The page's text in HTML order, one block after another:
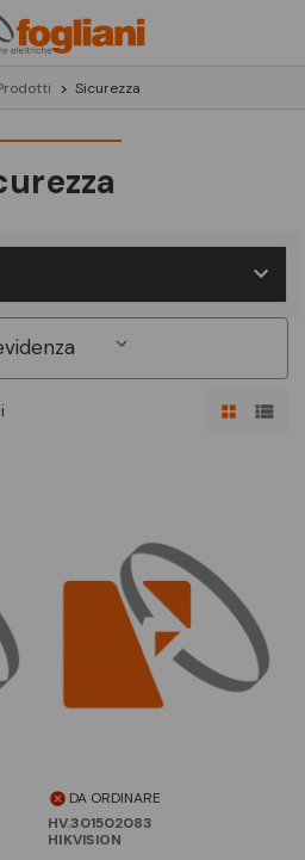
Sicurezza
DA ORDINARE
HV.301502083
HIKVISION